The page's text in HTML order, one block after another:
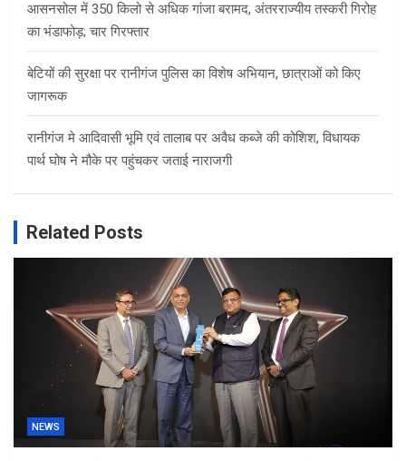
आसनसोल में 350 किलो से अधिक गांजा बरामद, अंतरराज्यीय तस्करी गिरोह
का भंडाफोड़; चार गिरफ्तार
बेटियों की सुरक्षा पर रानीगंज पुलिस का विशेष अभियान, छात्राओं को किए
जागरूक
रानीगंज मे आदिवासी भूमि एवं तालाब पर अवैध कब्जे की कोशिश, विधायक
पार्थ घोष ने मौके पर पहुंचकर जताई नाराजगी
Related Posts
NEWS